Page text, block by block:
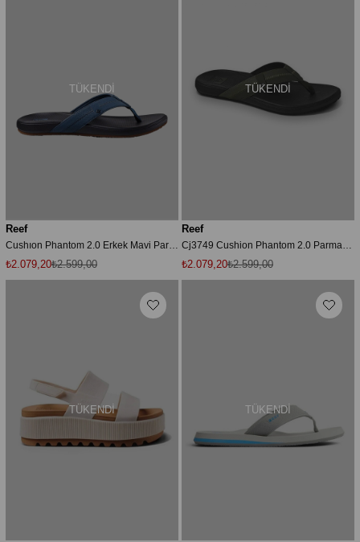
TÜKENDI
Reef
₺2.079,20₺2.599,00
TÜKENDI
Reef
₺2.079,20₺2.599,00
TÜKENDI TÜKENDI